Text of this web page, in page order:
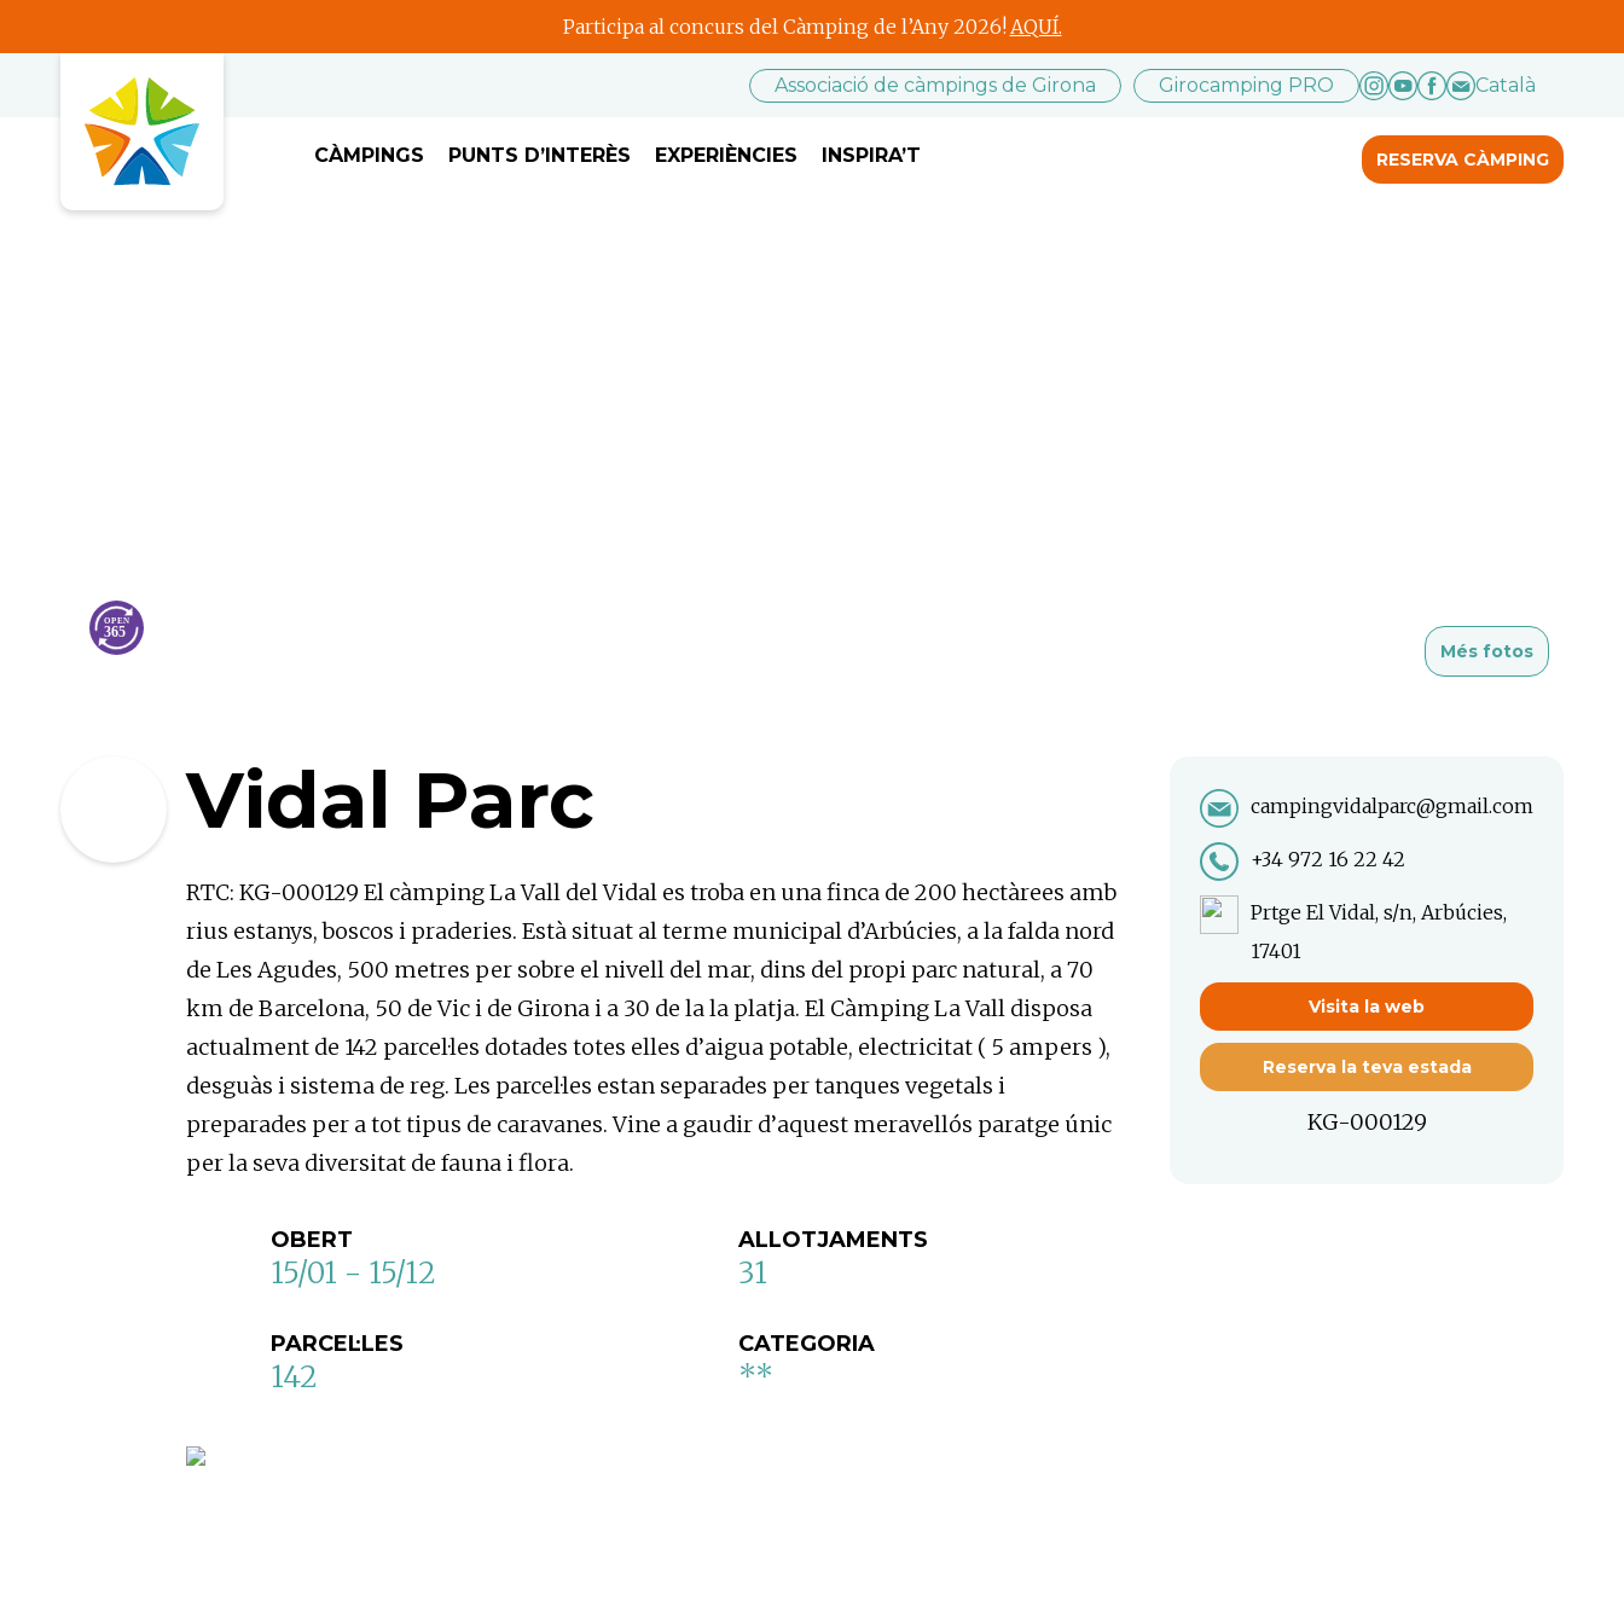
Participa al concurs del Càmping de l’Any 2026!AQUÍ.
Associació de càmpings de Girona Girocamping PRO Català
CÀMPINGS PUNTS D’INTERÈS EXPERIÈNCIES INSPIRA’T RESERVA CÀMPING
Més fotos
Vidal Parc
RTC: KG-000129 El càmping La Vall del Vidal es troba en una finca de 200 hectàrees amb
rius estanys, boscos i praderies. Està situat al terme municipal d’Arbúcies, a la falda nord
de Les Agudes, 500 metres per sobre el nivell del mar, dins del propi parc natural, a 70
km de Barcelona, 50 de Vic i de Girona i a 30 de la la platja. El Càmping La Vall disposa
actualment de 142 parcel·les dotades totes elles d’aigua potable, electricitat ( 5 ampers ),
desguàs i sistema de reg. Les parcel·les estan separades per tanques vegetals i
preparades per a tot tipus de caravanes. Vine a gaudir d’aquest meravellós paratge únic
per la seva diversitat de fauna i flora.
OBERT
15/01 - 15/12
ALLOTJAMENTS
31
PARCEL·LES
142
CATEGORIA
**
campingvidalparc@gmail.com
+34 972 16 22 42
Prtge El Vidal, s/n, Arbúcies,
17401
Visita la web
Reserva la teva estada
KG-000129